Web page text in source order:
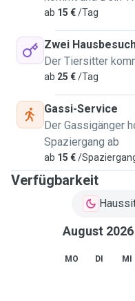
Regarding the dog
per the owners request.
ab 15 €/Tag
Zwei
Der Tiersitter
ab 25 €/Tag
Gassi-Service
Der Gassigänger
Spaziergang ab
ab 15 €/
Verfügbarkeit
August 2026
MO DI MI